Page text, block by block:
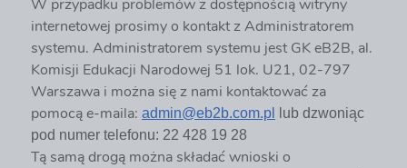
W przypadku problemów z dostępnością witryny
internetowej prosimy o kontakt z Administratorem
systemu. Administratorem systemu jest GK eB2B, al.
Komisji Edukacji Narodowej 51 lok. U21, 02-797
Warszawa i można się z nami kontaktować za
pomocą e-maila: admin@eb2b.com.pl
lub dzwoniąc
pod numer telefonu: 22 428 19 28
Tą samą drogą można składać wnioski o